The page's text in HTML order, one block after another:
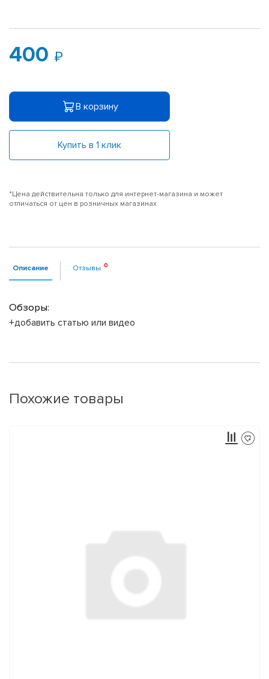
400
В корзину
Купить в 1 клик
*Цена действительна только для интернет-магазина и может
отличаться от цен в розничных магазинах
Описание Отзывы
Обзоры:
+добавить статью или видео
Похожие товары